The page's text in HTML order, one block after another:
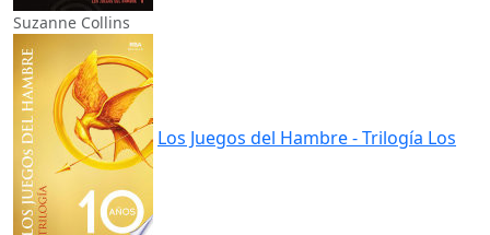
Suzanne Collins
Los Juegos del Hambre - Trilogía Los